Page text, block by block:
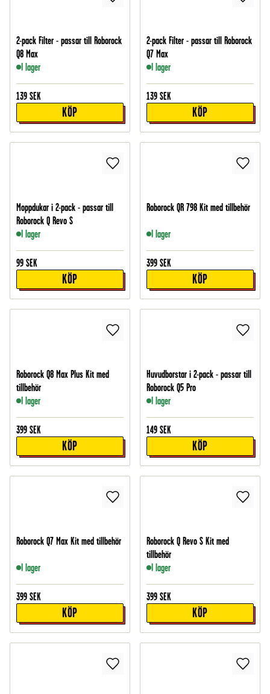
2-pack Filter - passar till Roborock
Q8 Max
I lager
139 SEK
KÖP
2-pack Filter - passar till Roborock
Q7 Max
I lager
139 SEK
KÖP
Moppdukar i 2-pack - passar till
Roborock Q Revo S
I lager
99 SEK
KÖP
Roborock QR 798 Kit med tillbehör
I lager
399 SEK
KÖP
Roborock Q8 Max Plus Kit med
tillbehör
I lager
399 SEK
KÖP
Huvudborstar i 2-pack - passar till
Roborock Q5 Pro
I lager
149 SEK
KÖP
Roborock Q7 Max Kit med tillbehör
I lager
399 SEK
KÖP
Roborock Q Revo S Kit med
tillbehör
I lager
399 SEK
KÖP